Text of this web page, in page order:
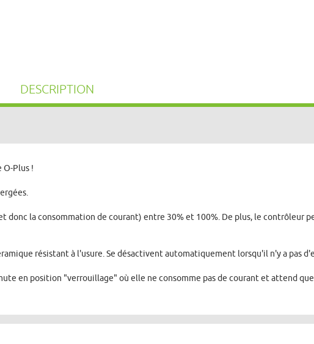
DESCRIPTION
O-Plus !
donc la consommation de courant) entre 30% et 100%. De plus, le contrôleur
résistant à l'usure. Se désactivent automatiquement lorsqu'il n'y a pas
en position "verrouillage" où elle ne consomme pas de courant et attend